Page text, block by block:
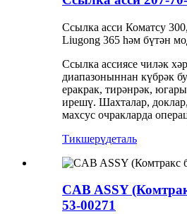
Ссылка асси Коматсу
Liugong 365 һәм бүтән
Ссылка ассиясе чиләк
диапазоныннан күбрәк
еракрак, тирәнрәк,
ирешү. Шахталар,
махсус очракларда
Тикшерүдеталь
CAB ASSY
53-00271